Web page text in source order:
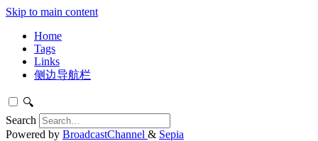
Skip to main content
Home
Tags
Links
侧边导航栏
🔍
Search
Powered by BroadcastChannel & Sepia